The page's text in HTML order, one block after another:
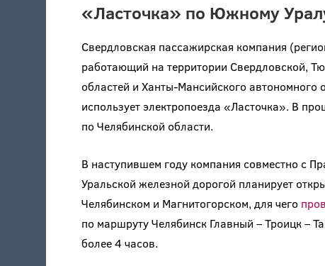
«Ласточка» по Южному
Свердловская пассажирская компания
работающий на территории Свердловской,
областей и Ханты-Мансийского
использует электропоезда «Ласточка». В
по Челябинской области.
В наступившем году компания совместно с
Уральской железной дорогой планирует
Челябинском и Магнитогорском, для чего
по маршруту Челябинск Главный – Троицк –
более 4 часов.